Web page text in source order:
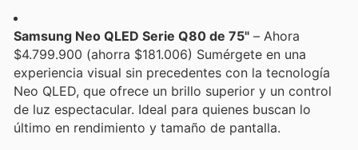
Samsung Neo QLED Serie Q80 de 75" – Ahora
$4.799.900 (ahorra $181.006) Sumérgete en una
experiencia visual sin precedentes con la tecnología
Neo QLED, que ofrece un brillo superior y un control
de luz espectacular. Ideal para quienes buscan lo
último en rendimiento y tamaño de pantalla.